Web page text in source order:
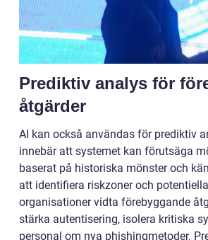
Prediktiv analys för
åtgärder
AI kan också användas för prediktiv
innebär att systemet kan förutsäga
baserat på historiska mönster och
att identifiera riskzoner och
organisationer vidta förebyggande
stärka autentisering, isolera kritiska
personal om nya phishingmetoder.